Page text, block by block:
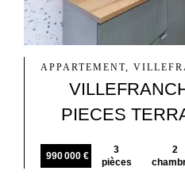
APPARTEMENT,
PIECES
990 000 €
3
pièces
2